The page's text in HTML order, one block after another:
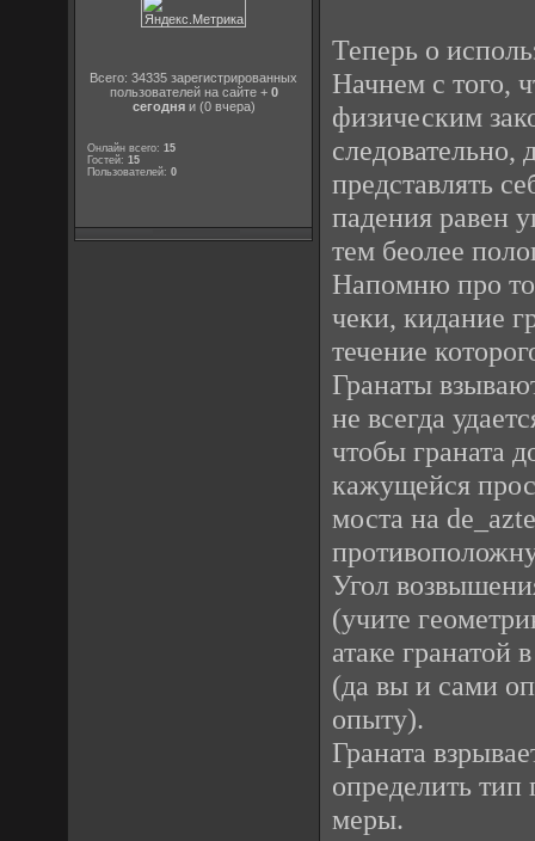
Всего: 34335 зарегистрированных
пользователей на сайте + 0
сегодняи (0 вчера)
Онлайн всего:15
Гостей:15
Пользователей:0
Теперь о
Начнем с того,
физическим
следовательно,
представлять
падения равен
тем беолее
Напомню про
чеки, кидание
течение
Гранаты
не всегда
чтобы граната
кажущейся
моста на
Угол
(учите
атаке гранатой
(да вы и сами
опыту).
Граната
определить тип
меры.